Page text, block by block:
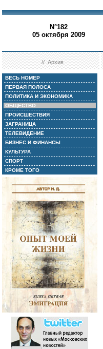
N°182
05 октября 2009
//Архив
ВЕСЬ НОМЕР
ПЕРВАЯ ПОЛОСА
ПОЛИТИКА И ЭКОНОМИКА
ОБЩЕСТВО
ПРОИСШЕСТВИЯ
ЗАГРАНИЦА
ТЕЛЕВИДЕНИЕ
БИЗНЕС И ФИНАНСЫ
КУЛЬТУРА
СПОРТ
КРОМЕ ТОГО